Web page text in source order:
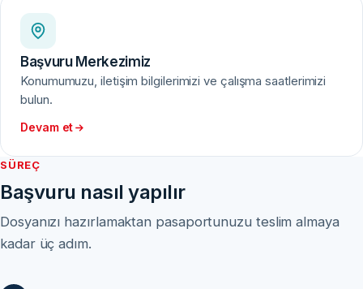
Başvuru Merkezimiz
Konumumuzu, iletişim bilgilerimizi ve çalışma saatlerimizi
bulun.
Devam et
SÜREÇ
Başvuru nasıl yapılır
Dosyanızı hazırlamaktan pasaportunuzu teslim almaya
kadar üç adım.